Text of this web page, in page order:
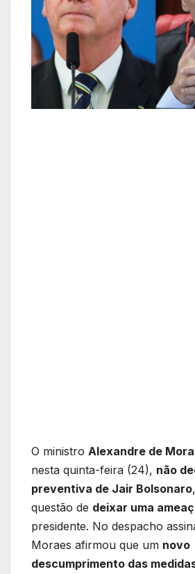
O ministro Alexandre de
nesta quinta-feira (24), não
preventiva de Jair Bolsonaro
questão de deixar uma
presidente. No despacho
Moraes afirmou que um novo
descumprimento das